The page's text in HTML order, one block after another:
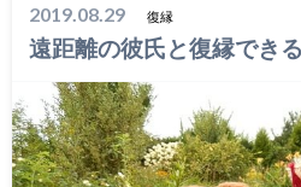
2019.08.29 復縁
遠距離の彼氏と復縁でき